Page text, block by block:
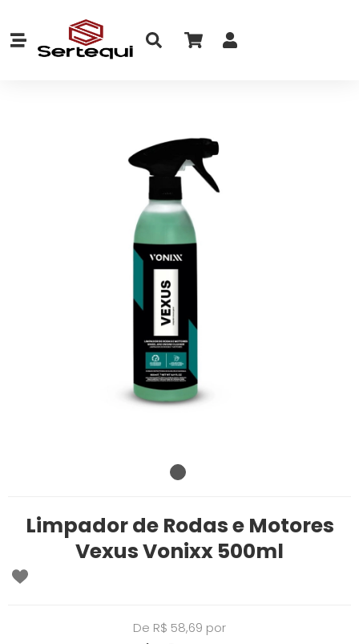
Limpador de Rodas e Motores
Vexus Vonixx 500ml
De R$ 58,69 por